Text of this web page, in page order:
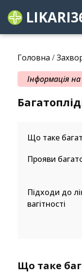
Головна /
Інформація
Що таке
Прояви
Підходи до
вагітності
Що таке